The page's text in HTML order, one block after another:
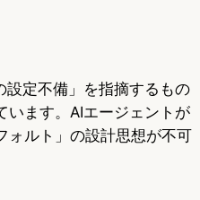
定不備」を指摘するもの
います。AIエージェントが
ォルト」の設計思想が不可